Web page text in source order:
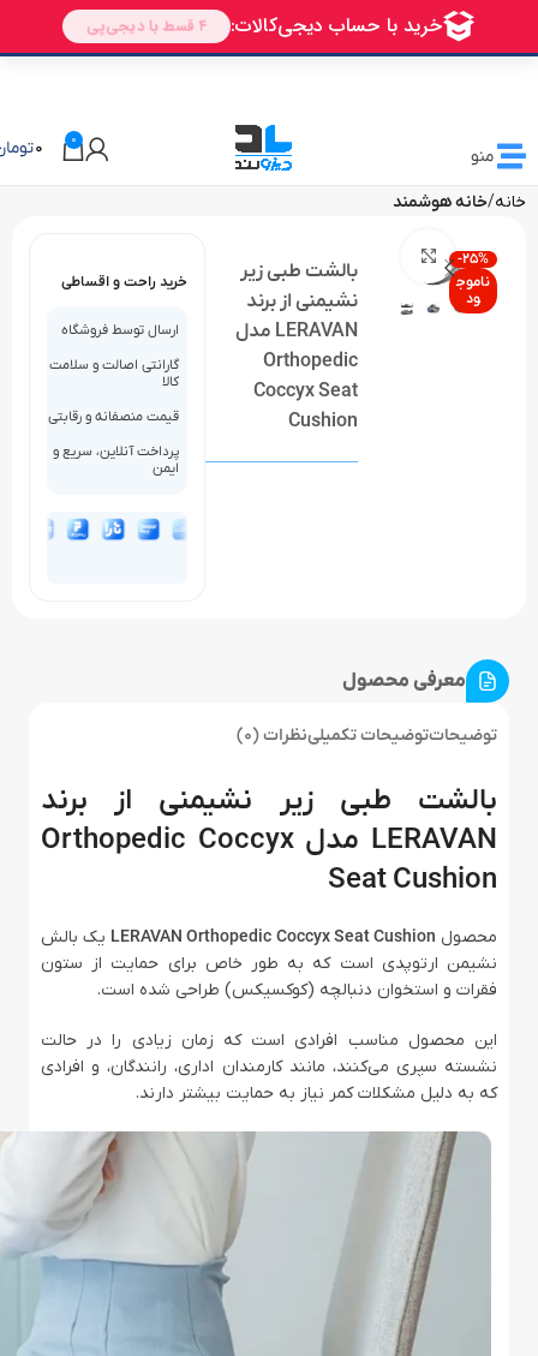
منو
0
0
خانه خانه هوشمند
-25%
ناموج
ود
بالشت طبی زیر
نشیمنی از برند
LERAVAN مدل
Orthopedic
Coccyx Seat
Cushion
خرید راحت و اقساطی
ارسال توسط فروشگاه
گارانتی اصالت و سلامت
کالا
قیمت منصفانه و رقابتی
پرداخت آنلاین، سریع و
ایمن
معرفی محصول
توضیحاتتوضیحات تکمیلینظرات (0)
بالشت طبی زیر نشیمنی از برند
LERAVAN مدل Orthopedic Coccyx
Seat Cushion
محصول LERAVAN Orthopedic Coccyx Seat Cushion یک بالش
نشیمن ارتوپدی است که به طور خاص برای حمایت از ستون
فقرات و استخوان دنبالچه (کوکسیکس) طراحی شده است.
این محصول مناسب افرادی است که زمان زیادی را در حالت
نشسته سپری می‌کنند، مانند کارمندان اداری، رانندگان، و افرادی
که به دلیل مشکلات کمر نیاز به حمایت بیشتر دارند.
🎁 تخفیف ویژه دیزولند برای اولین خرید شما AVALIN